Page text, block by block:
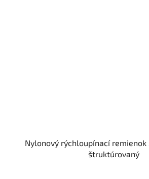
Nylonový rýchloupínací remienok
štruktúrovaný